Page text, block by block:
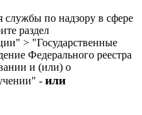
службы по надзору в сфере
раздел
> "Государственные
Федерального реестра
и (или) о
- или